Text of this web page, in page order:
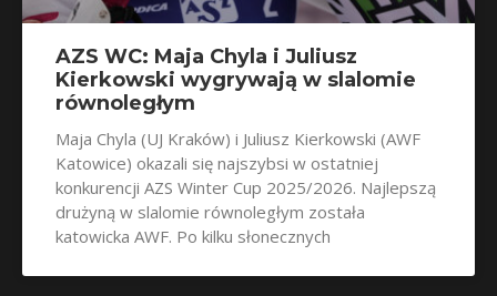
AZS WC: Maja Chyla i Juliusz
Kierkowski wygrywają w slalomie
równoległym
Maja Chyla (UJ Kraków) i Juliusz Kierkowski (AWF
Katowice) okazali się najszybsi w ostatniej
konkurencji AZS Winter Cup 2025/2026. Najlepszą
drużyną w slalomie równoległym została
katowicka AWF. Po kilku słonecznych